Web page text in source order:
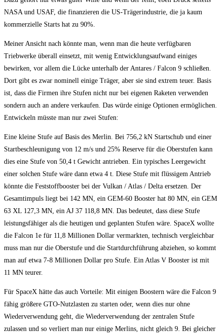
NASA und USAF, die finanzieren die US-Trägerindustrie, die ja kaum
kommerzielle Starts hat zu 90%.
Meiner Ansicht nach könnte man, wenn man die heute verfügbaren
Triebwerke überall einsetzt, mit wenig Entwicklungsaufwand einiges
bewirken, vor allem die Lücke unterhalb der Antares / Falcon 9 schließen.
Dort gibt es zwar nominell einige Träger, aber sie sind extrem teuer. Basis
ist, dass die Firmen ihre Stufen nicht nur bei eigenen Raketen verwenden
sondern auch an andere verkaufen. Das würde einige Optionen ermöglichen.
Entwickeln müsste man nur zwei Stufen:
Eine kleine Stufe auf Basis des Merlin. Bei 756,2 kN Startschub und einer
Startbeschleunigung von 12 m/s und 25% Reserve für die Oberstufen kann
dies eine Stufe von 50,4 t Gewicht antrieben. Ein typisches Leergewicht
einer solchen Stufe wäre dann etwa 4 t. Diese Stufe mit flüssigem Antrieb
könnte die Feststoffbooster bei der Vulkan / Atlas / Delta ersetzen. Der
Gesamtimpuls liegt bei 142 MN, ein GEM-60 Booster hat 80 MN, ein GEM
63 XL 127,3 MN, ein AJ 37 118,8 MN. Das bedeutet, dass diese Stufe
leistungsfähiger als die heutigen und geplanten Stufen wäre. SpaceX wollte
die Falcon 1e für 11,8 Millionen Dollar vermarkten, technisch vergleichbar
muss man nur die Oberstufe und die Startdurchführung abziehen, so kommt
man auf etwa 7-8 Millionen Dollar pro Stufe. Ein Atlas V Booster ist mit
11 MN teurer.
Für SpaceX hätte das auch Vorteile: Mit einigen Boostern wäre die Falcon 9
fähig größere GTO-Nutzlasten zu starten oder, wenn dies nur ohne
Wiederverwendung geht, die Wiederverwendung der zentralen Stufe
zulassen und so verliert man nur einige Merlins, nicht gleich 9. Bei gleicher